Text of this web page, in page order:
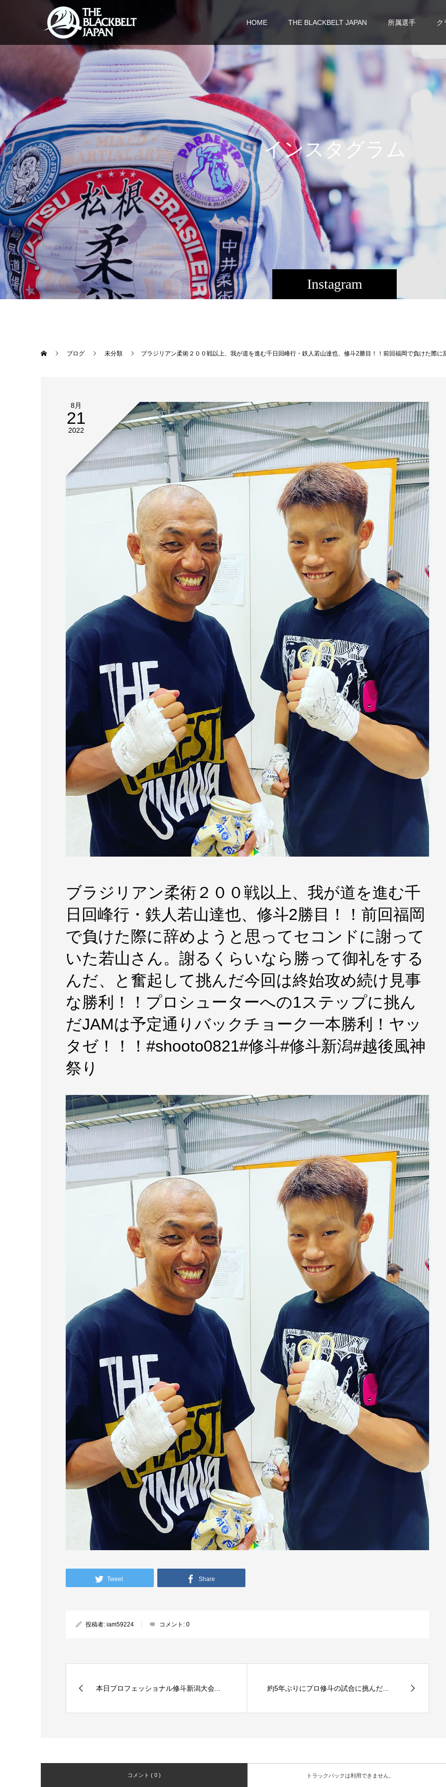
HOME THE BLACKBELT JAPAN 所属選手 ク
Instagram
インスタグラ ム
ブログ 未分類 ブラジリアン柔術２００戦以上、我が道を進む千日回峰行・鉄人若山達也、修斗2勝目！！前回福岡で負けた際に辞めようと思ってセコンドに謝っていた若山さん。謝るくらいなら勝って御礼をするんだ、と奮起して挑んだ今回は終始攻め続け見事な勝
8月
21
2022
ブラジリアン柔術２００戦以上、我が道を進む千
日回峰行・鉄人若山達也、修斗2勝目！！前回福岡
で負けた際に辞めようと思ってセコンドに謝って
いた若山さん。謝るくらいなら勝って御礼をする
んだ、と奮起して挑んだ今回は終始攻め続け見事
な勝利！！プロシューターへの1ステップに挑ん
だJAMは予定通りバックチョーク一本勝利！ヤッ
タゼ！！！#shooto0821#修斗#修斗新潟#越後風神
祭り
Tweet Share
投稿者: iam59224 コメント: 0
本日プロフェッショナル修斗新潟大会... 約5年ぶりにプロ修斗の試合に挑んだ...
コメント ( 0 ) トラックバックは利用できません。